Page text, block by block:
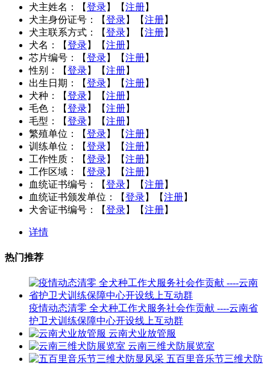
犬主姓名：
【登录】【注册】
犬主身份证号：
【登录】【注册】
犬主联系方式：
【登录】【注册】
犬名：
【登录】【注册】
芯片编号：
【登录】【注册】
性别：
【登录】【注册】
出生日期：
【登录】【注册】
犬种：
【登录】【注册】
毛色：
【登录】【注册】
毛型：
【登录】【注册】
繁殖单位：
【登录】【注册】
训练单位：
【登录】【注册】
工作性质：
【登录】【注册】
工作区域：
【登录】【注册】
血统证书编号：
【登录】【注册】
血统证书颁发单位：
【登录】【注册】
犬舍证书编号：
【登录】【注册】
详情
热门推荐
疫情动态清零 全犬种工作犬服务社会作贡献 ----云南省
护卫犬训练保障中心开设线上互动群
云南犬业放管服
云南三维犬防展览室
五百里音乐节三维犬防